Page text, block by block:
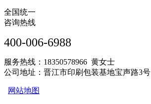
全国统一
咨询热线
400-006-6988
服务热线：18350578966 黄女士
公司地址：晋江市印刷包装基地宝声路3号
网站地图